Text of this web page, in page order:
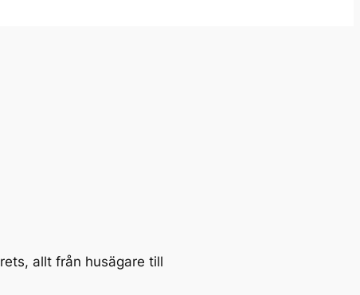
allt från husägare till